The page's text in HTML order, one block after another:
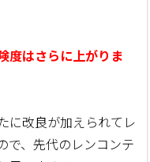
度はさらに上がりま
に改良が加えられてレ
で、先代のレンコンテ